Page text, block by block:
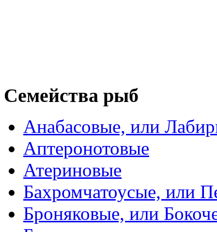
Семейства рыб
Анабасовые, или
Аптеронотовые
Атериновые
Бахромчатоусые, или
Броняковые, или